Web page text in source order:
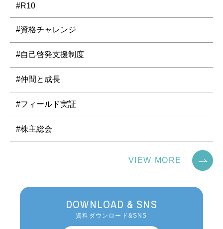
#R10
#資格チャレンジ
#自己啓発支援制度
#仲間と成長
#フィールド実証
#株主総会
VIEW MORE
DOWNLOAD & SNS
資料ダウンロード&SNS